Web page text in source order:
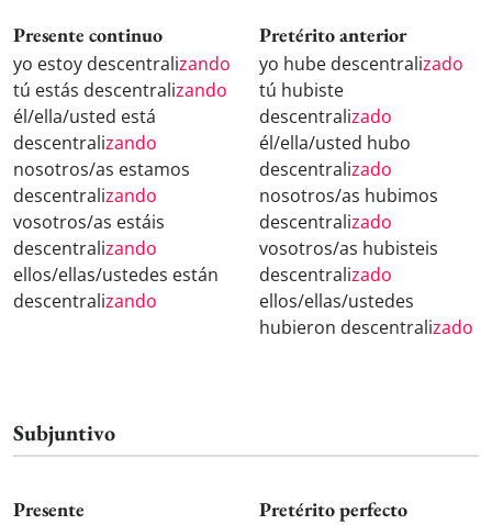
Presente continuo
yo estoy descentralizando
tú estás descentralizando
él/ella/usted está
descentralizando
nosotros/as estamos
descentralizando
vosotros/as estáis
descentralizando
ellos/ellas/ustedes están
descentralizando
Pretérito anterior
yo hube descentralizado
tú hubiste
descentralizado
él/ella/usted hubo
descentralizado
nosotros/as hubimos
descentralizado
vosotros/as hubisteis
descentralizado
ellos/ellas/ustedes
hubieron descentralizado
Subjuntivo
Presente Pretérito perfecto